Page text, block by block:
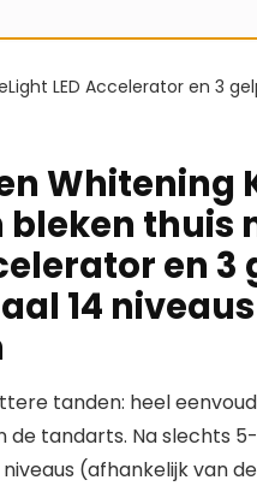
LED Accelerator en 3
Whitening
thuis
en
14
tanden: heel
de tandarts. Na slechts
(afhankelijk van